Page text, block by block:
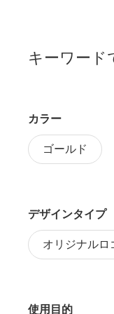
キーワード
カラー
ゴールド
デザインタイプ
オリジナルロ
使用目的